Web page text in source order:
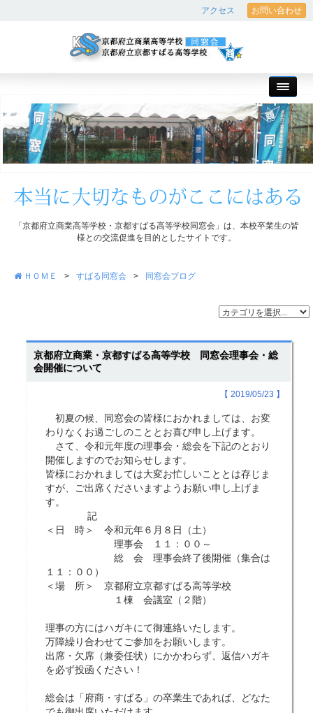
アクセス お問い合わせ
「京都府立商業高等学校・京都すばる高等学校同窓会」は、本校卒業生の皆
様との交流促進を目的としたサイトです。
ＨＯＭＥ > すばる同窓会 > 同窓会ブログ
京都府立商業・京都すばる高等学校 同窓会理事会・総
会開催について
【 2019/05/23 】
初夏の候、同窓会の皆様におかれましては、お変
わりなくお過ごしのこととお喜び申し上げます。
さて、令和元年度の理事会・総会を下記のとおり
開催しますのでお知らせします。
皆様におかれましては大変お忙しいこととは存じま
すが、ご出席くださいますようお願い申し上げま
す。
記
＜日 時＞ 令和元年６月８日（土）
理事会 １１：００～
総 会 理事会終了後開催（集合は
１１：００）
＜場 所＞ 京都府立京都すばる高等学校
１棟 会議室（２階）
理事の方にはハガキにて御連絡いたします。
万障繰り合わせてご参加をお願いします。
出席・欠席（兼委任状）にかかわらず、返信ハガキ
を必ず投函ください！
総会は「府商・すばる」の卒業生であれば、どなた